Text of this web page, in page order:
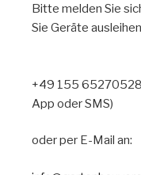
Bitte melden Sie
Sie Geräte
+49 155
App oder SMS)
oder per E-Mail an: